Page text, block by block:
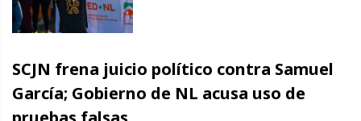
SCJN frena juicio político contra Samuel
García; Gobierno de NL acusa uso de